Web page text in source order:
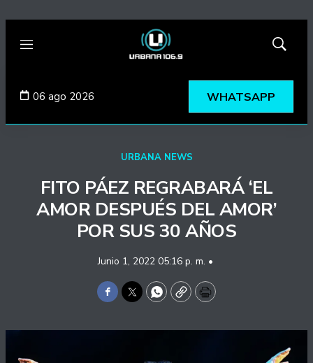
Menú
Mostrar
06 ago 2026 WHATSAPP
URBANA NEWS
FITO PÁEZ REGRABARÁ ‘EL
AMOR DESPUÉS DEL AMOR’
POR SUS 30 AÑOS
Junio 1, 2022 05:16 p. m. •
Facebook
TwitterWhatsApp
CopyPrint